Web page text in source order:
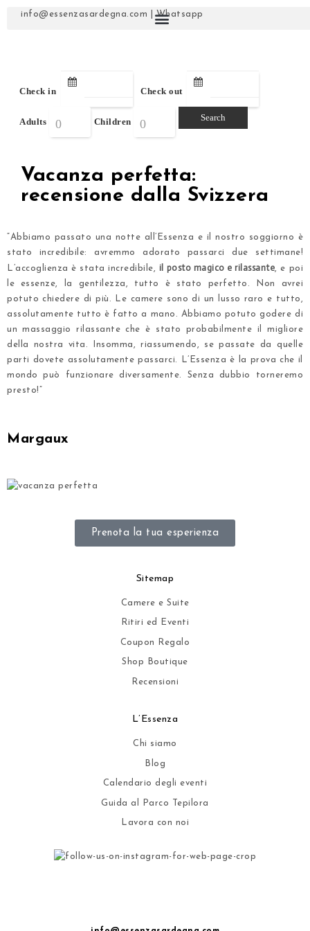
info@essenzasardegna.com |Whatsapp
Check in Check out
Adults Children
Vacanza perfetta:
recensione dalla Svizzera
“Abbiamo passato una notte all’Essenza e il nostro soggiorno è
stato incredibile: avremmo adorato passarci due settimane!
L’accoglienza è stata incredibile, il posto magico e rilassante , e poi
le essenze, la gentilezza, tutto è stato perfetto. Non avrei
potuto chiedere di più.
Le camere sono di un lusso raro e tutto,
assolutamente tutto è fatto a mano. Abbiamo potuto godere di
un massaggio rilassante che è stato probabilmente il migliore
della nostra vita. Insomma, riassumendo, se passate da quelle
parti dovete assolutamente passarci. L’Essenza è la prova che il
mondo può funzionare diversamente. Senza dubbio torneremo
presto!”
Margaux
Prenota la tua esperienza
Sitemap
Camere e Suite
Ritiri ed Eventi
Coupon Regalo
Shop Boutique
Recensioni
L’Essenza
Chi siamo
Blog
Calendario degli eventi
Guida al Parco Tepilora
Lavora con noi